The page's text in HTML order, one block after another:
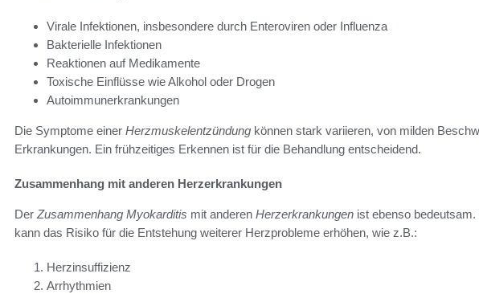
Virale Infektionen, insbesondere durch Enteroviren oder Influenza
Bakterielle Infektionen
Reaktionen auf Medikamente
Toxische Einflüsse wie Alkohol oder Drogen
Autoimmunerkrankungen
Die Symptome einer Herzmuskelentzündung können stark variieren, von milden
Erkrankungen. Ein frühzeitiges Erkennen ist für die Behandlung entscheidend.
Zusammenhang mit anderen Herzerkrankungen
DerZusammenhang Myokarditis mit anderen Herzerkrankungen ist ebenso
kann das Risiko für die Entstehung weiterer Herzprobleme erhöhen, wie z.B.:
Herzinsuffizienz
Arrhythmien